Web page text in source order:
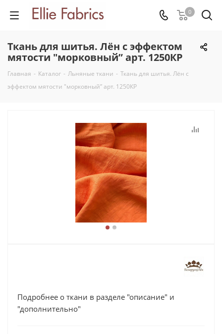
0
Ткань для шитья. Лён с эффектом
мятости "морковный” арт. 1250КР
Главная - Каталог - Льняные ткани - Ткань для шитья. Лён с
эффектом мятости "морковный” арт. 1250КР
Подробнее о ткани в разделе "описание" и
"дополнительно"